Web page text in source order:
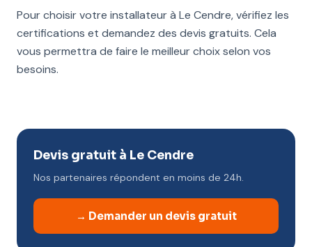
Pour choisir votre installateur à Le Cendre, vérifiez les
certifications et demandez des devis gratuits. Cela
vous permettra de faire le meilleur choix selon vos
besoins.
Devis gratuit à Le Cendre
Nos partenaires répondent en moins de 24h.
→ Demander un devis gratuit